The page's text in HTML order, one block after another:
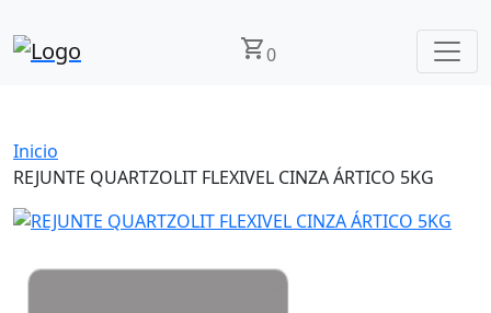
shopping_cart0
Inicio
REJUNTE QUARTZOLIT FLEXIVEL CINZA ÁRTICO 5KG